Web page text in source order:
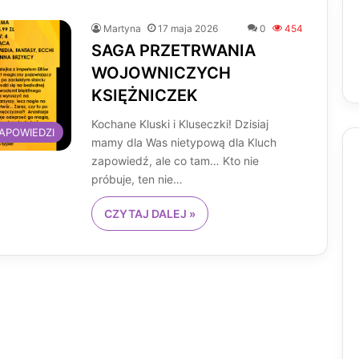
Martyna 17 maja 2026 0 454
SAGA PRZETRWANIA
WOJOWNICZYCH
KSIĘŻNICZEK
Kochane Kluski i Kluseczki! Dzisiaj
mamy dla Was nietypową dla Kluch
zapowiedź, ale co tam… Kto nie
próbuje, ten nie…
CZYTAJ DALEJ »